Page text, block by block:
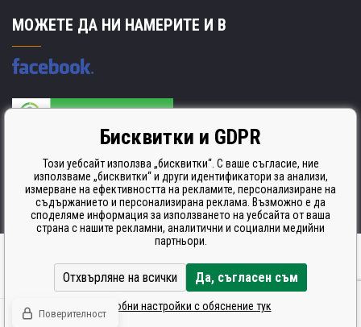
МОЖЕТЕ ДА НИ НАМЕРИТЕ И В
Производителят на касети е сертифициран
ISO 9001. ISO 14001 и STMC.
Ecommerce solutionsBINARGON.cz
© Всички права запазени CDRmarket.cz -
Бисквитки и GDPR
Този уебсайт използва „бисквитки“. С ваше съгласие, ние
използваме „бисквитки“ и други идентификатори за анализи,
измерване на ефективността на рекламите, персонализиране на
съдържанието и персонализирана реклама. Възможно е да
споделяме информация за използването на уебсайта от ваша
страна с нашите рекламни, аналитични и социални медийни
партньори.
Отхвърляне на всички Да, съгласен съм
Подробни настройки с обяснение тук
Поверителност